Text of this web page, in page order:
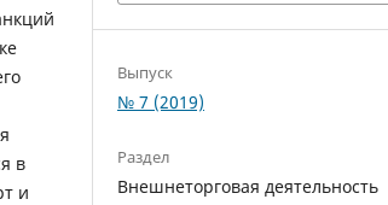
в
и
Выпуск
№ 7 (2019)
Раздел
Внешнеторговая деятельность